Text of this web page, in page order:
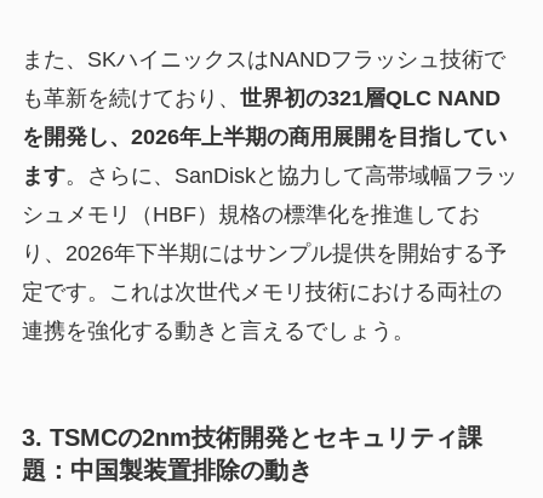
また、SKハイニックスはNANDフラッシュ技術で
も革新を続けており、 世界初の321層QLC NAND
を開発し、2026年上半期の商用展開を目指してい
ます。さらに、SanDiskと協力して高帯域幅フラッ
シュメモリ（HBF）規格の標準化を推進してお
り、2026年下半期にはサンプル提供を開始する予
定です。これは次世代メモリ技術における両社の
連携を強化する動きと言えるでしょう。
3. TSMCの2nm技術開発とセキュリティ課
題：中国製装置排除の動き